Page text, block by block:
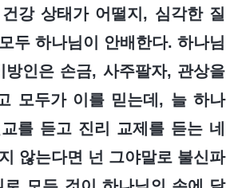
강 상태가 어떨지, 심각한 질
두 하나님이 안배한다. 하나님
방인은 손금, 사주팔자, 관상을
모두가 이를 믿는데, 늘 하나
를 듣고 진리 교제를 듣는 네
않는다면 넌 그야말로 불신파